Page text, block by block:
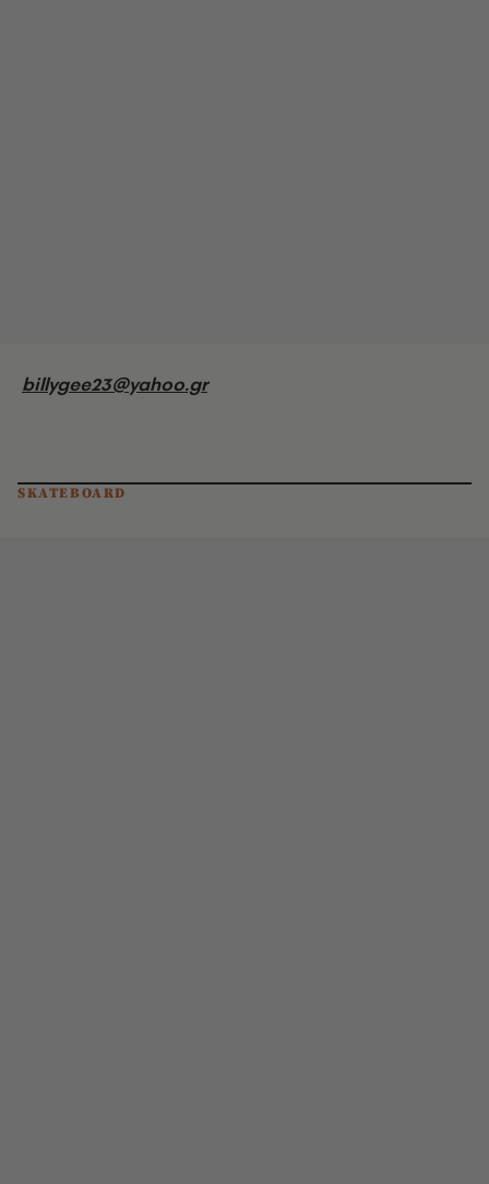
billygee23@yahoo.gr
SKATEBOARD